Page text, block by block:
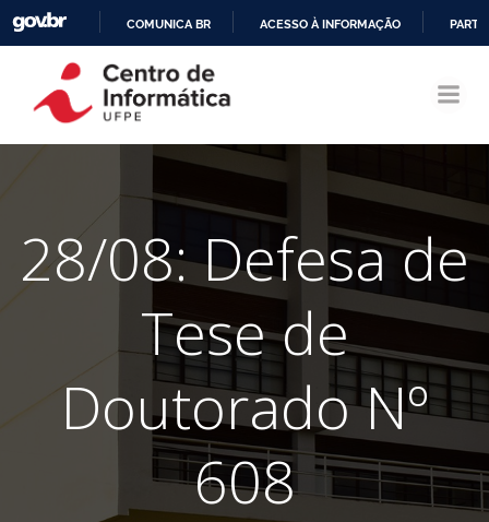
CONTEÚDO
COMUNICA BR ACESSO À INFORMAÇÃO
28/08: Defesa de
Tese de
Doutorado Nº
608